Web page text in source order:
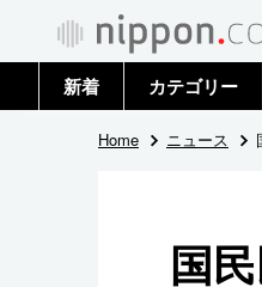
新着 カテゴリー
政治・外交
国際
Home ニュース
国